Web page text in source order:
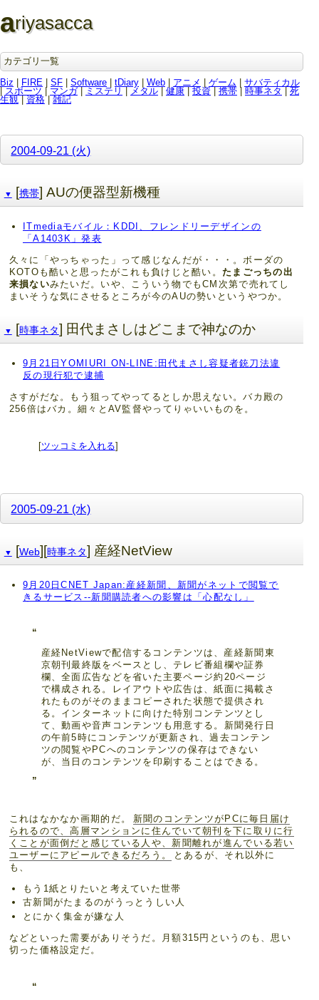
ariyasacca
カテゴリ一覧
Biz
FIRE SF Software tDiary Web アニメ ゲーム
サバティカル
スポーツ | マンガ| ミステリ メタル 健康 投資 携帯 | 時事ネタ
死
生観
資格| 雑記
2004-09-21 (火)
▼ [携帯] AUの便器型新機種
ITmediaモバイル：KDDI、フレンドリーデザインの
「A1403K」発表
久々に「やっちゃった」って感じなんだが・・・。ボーダの
KOTOも酷いと思ったがこれも負けじと酷い。 たまごっちの出
来損ないみたいだ。いや、こういう物でもCM次第で売れてし
まいそうな気にさせるところが今のAUの勢いというやつか。
▼ [時事ネタ] 田代まさしはどこまで神なのか
9月21日YOMIURI ON-LINE:田代まさし容疑者銃刀法違
反の現行犯で逮捕
さすがだな。もう狙ってやってるとしか思えない。バカ殿の
256倍はバカ。細々とAV監督やってりゃいいものを。
[ツッコミを入れる]
2005-09-21 (水)
▼ [Web][時事ネタ] 産経NetView
9月20日CNET Japan:産経新聞、新聞がネットで閲覧で
きるサービス--新聞購読者への影響は「心配なし」
産経NetViewで配信するコンテンツは、産経新聞東
京朝刊最終版をベースとし、テレビ番組欄や証券
欄、全面広告などを省いた主要ページ約20ページ
で構成される。レイアウトや広告は、紙面に掲載さ
れたものがそのままコピーされた状態で提供され
る。インターネットに向けた特別コンテンツとし
て、動画や音声コンテンツも用意する。新聞発行日
の午前5時にコンテンツが更新され、過去コンテン
ツの閲覧やPCへのコンテンツの保存はできない
が、当日のコンテンツを印刷することはできる。
これはなかなか画期的だ。
新聞のコンテンツがPCに毎日届け
られるので、高層マンションに住んでいて朝刊を下に取りに行
くことが面倒だと感じている人や、新聞離れが進んでいる若い
ユーザーにアピールできるだろう。
とあるが、それ以外に
も、
もう1紙とりたいと考えていた世帯
古新聞がたまるのがうっとうしい人
とにかく集金が嫌な人
などといった需要がありそうだ。月額315円というのも、思い
切った価格設定だ。